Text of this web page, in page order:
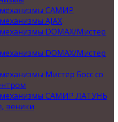
САМИР
AJAX
DOMAX/Мистер
DOMAX/Мистер
Мистер Босс со
САМИР ЛАТУНЬ
веники